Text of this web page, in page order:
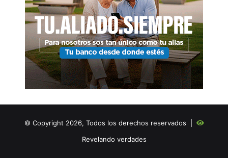
© Copyright 2026, Todos los derechos reservados |
Revelando verdades